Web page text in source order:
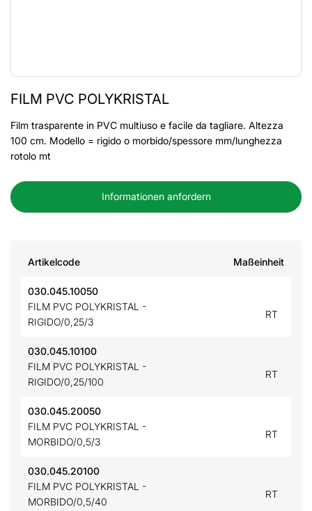
FILM PVC POLYKRISTAL
Film trasparente in PVC multiuso e facile da tagliare. Altezza
100 cm. Modello = rigido o morbido/spessore mm/lunghezza
rotolo mt
Informationen anfordern
Artikelcode Maßeinheit
030.045.10050
FILM PVC POLYKRISTAL -
RIGIDO/0,25/3
RT
030.045.10100
FILM PVC POLYKRISTAL -
RIGIDO/0,25/100
RT
030.045.20050
FILM PVC POLYKRISTAL -
MORBIDO/0,5/3
RT
030.045.20100
FILM PVC POLYKRISTAL -
MORBIDO/0,5/40
RT